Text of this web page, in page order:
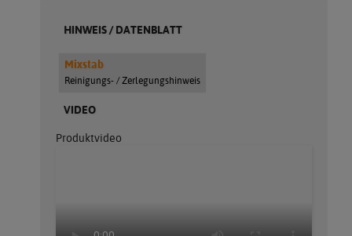
HINWEIS / DATENBLATT
Mixstab
Reinigungs- / Zerlegungshinweis
VIDEO
Produktvideo